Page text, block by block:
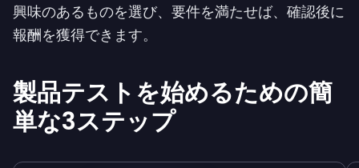
興味のあるものを選び、要件を満たせば、確認後に
報酬を獲得できます。
製品テストを始めるための簡
単な3ステップ